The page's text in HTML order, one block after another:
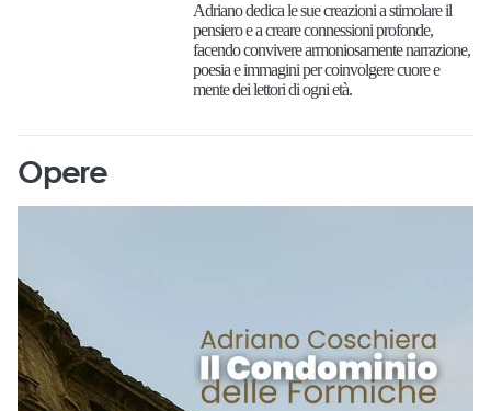
Adriano dedica le sue creazioni a stimolare il
pensiero e a creare connessioni profonde,
facendo convivere armoniosamente narrazione,
poesia e immagini per coinvolgere cuore e
mente dei lettori di ogni età.
Opere